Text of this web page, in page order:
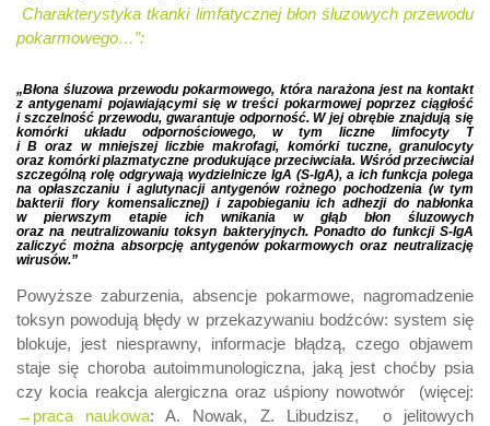
Charakterystyka tkanki limfatycznej błon śluzowych przewodu
pokarmowego…”:
„Błona śluzowa przewodu pokarmowego, która narażona jest na kontakt
z antygenami pojawiającymi się w treści pokarmowej poprzez ciągłość
i szczelność przewodu, gwarantuje odporność. W jej obrębie znajdują się
komórki układu odpornościowego, w tym liczne limfocyty T
i B oraz w mniejszej liczbie makrofagi, komórki tuczne, granulocyty
oraz komórki plazmatyczne produkujące przeciwciała. Wśród przeciwciał
szczególną rolę odgrywają wydzielnicze IgA (S-IgA), a ich funkcja polega
na opłaszczaniu i aglutynacji antygenów rożnego pochodzenia (w tym
bakterii flory komensalicznej) i zapobieganiu ich adhezji do nabłonka
w pierwszym etapie ich wnikania w głąb błon śluzowych
oraz na neutralizowaniu toksyn bakteryjnych. Ponadto do funkcji S-IgA
zaliczyć można absorpcję antygenów pokarmowych oraz neutralizację
wirusów.”
Powyższe zaburzenia, absencje pokarmowe, nagromadzenie
toksyn powodują błędy w przekazywaniu bodźców: system się
blokuje, jest niesprawny, informacje błądzą, czego objawem
staje się choroba autoimmunologiczna, jaką jest choćby psia
czy kocia reakcja alergiczna oraz uśpiony nowotwór (więcej:
→praca naukowa: A. Nowak, Z. Libudzisz, o jelitowych